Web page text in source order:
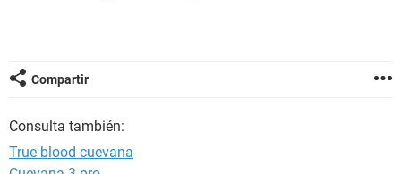
Compartir
Consulta también:
True blood cuevana